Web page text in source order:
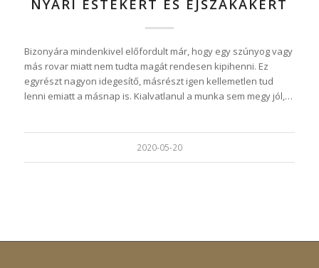
NYÁRI ESTÉKÉRT ÉS ÉJSZAKÁKÉRT
Bizonyára mindenkivel előfordult már, hogy egy szúnyog vagy
más rovar miatt nem tudta magát rendesen kipihenni. Ez
egyrészt nagyon idegesítő, másrészt igen kellemetlen tud
lenni emiatt a másnap is. Kialvatlanul a munka sem megy jól,…
2020-05-20